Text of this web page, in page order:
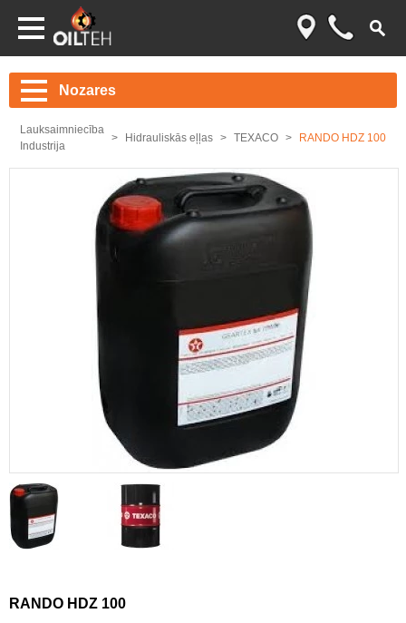
Nozares
Lauksaimniecība
Industrija
Hidrauliskās eļļas TEXACO RANDO HDZ 100
RANDO HDZ 100